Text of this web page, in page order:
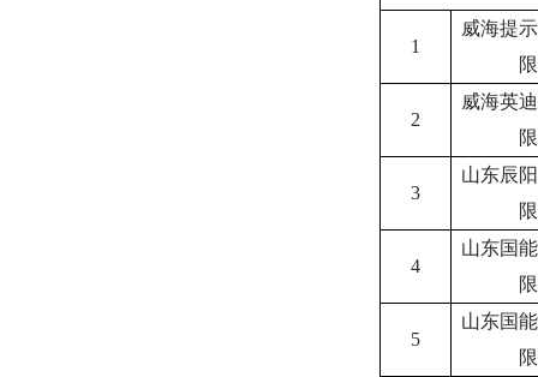
1
威海提
2
威海英
3
山东辰
4
山东国
5
山东国